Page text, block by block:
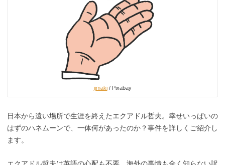
ijmaki/ Pixabay
日本から遠い場所で生涯を終えたエクアドル哲夫。幸せいっぱいの
はずのハネムーンで、一体何があったのか？事件を詳しくご紹介し
ます。
エクアドル哲夫は英語の心配も不要、海外の事情も全く知らない訳